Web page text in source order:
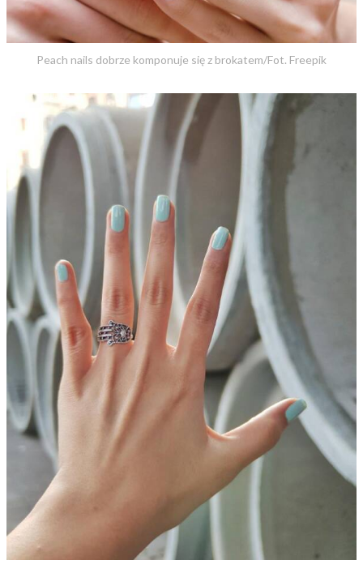
Peach nails dobrze komponuje się z brokatem/Fot. Freepik